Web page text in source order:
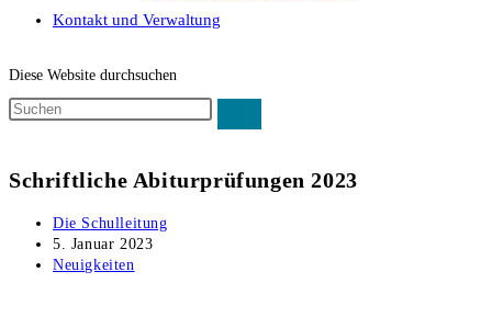
Kontakt und Verwaltung
Diese Website durchsuchen
Schriftliche Abiturprüfungen 2023
Die Schulleitung
5. Januar 2023
Neuigkeiten